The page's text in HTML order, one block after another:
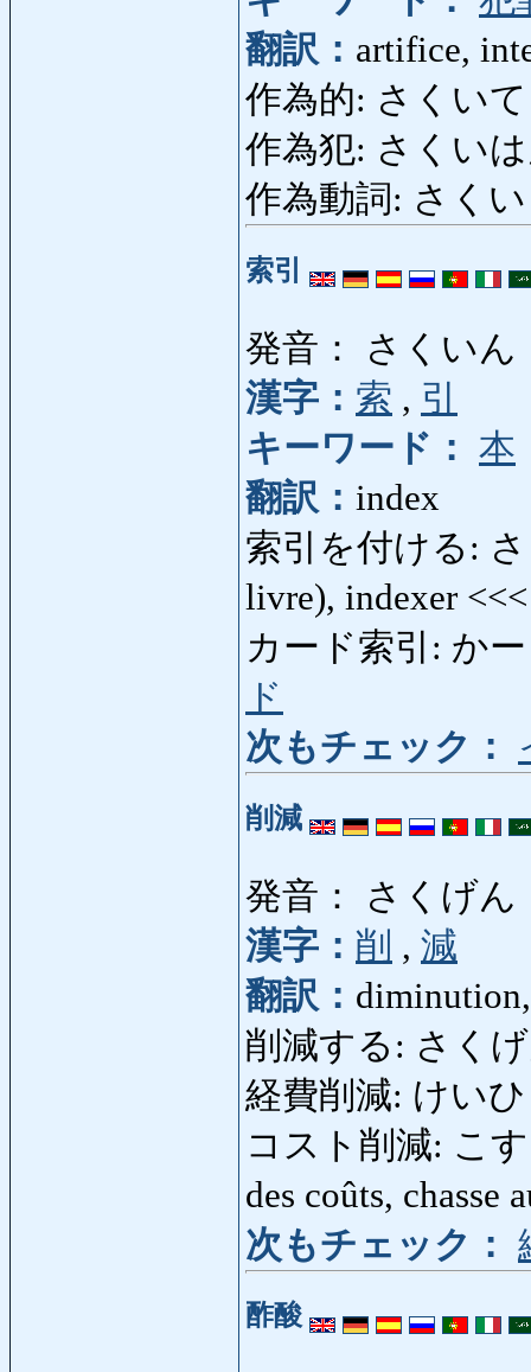
翻訳： artifice,
作為的: さくい
作為犯: さくい
作為動詞: さく
索引
発音： さくいん
漢字： 索 , 引
キーワード： 本
翻訳： index
索引を付ける:
livre), indexer
カード索引: か
ド
次もチェック：
削減
発音： さくげん
漢字： 削 , 減
翻訳：
削減する: さく
経費削減: けい
コスト削減: こ
des coûts, chasse
次もチェック：
酢酸